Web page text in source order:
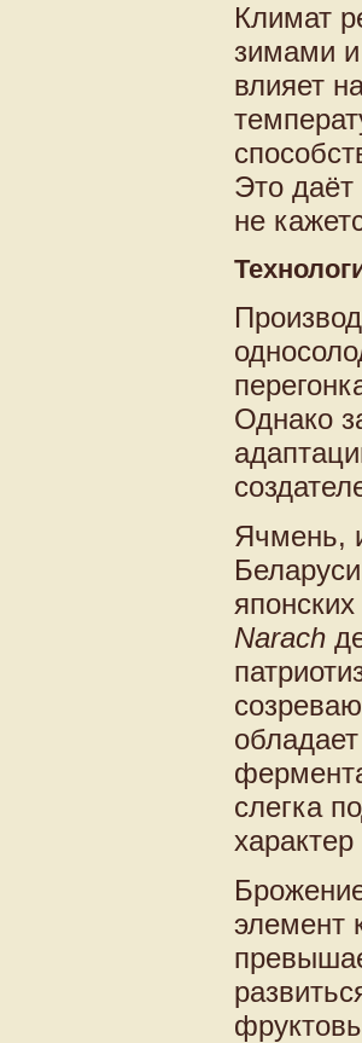
Климат
зимами
влияет
Это
не
Однако
Ячмень,
Narach
слегка
элемент